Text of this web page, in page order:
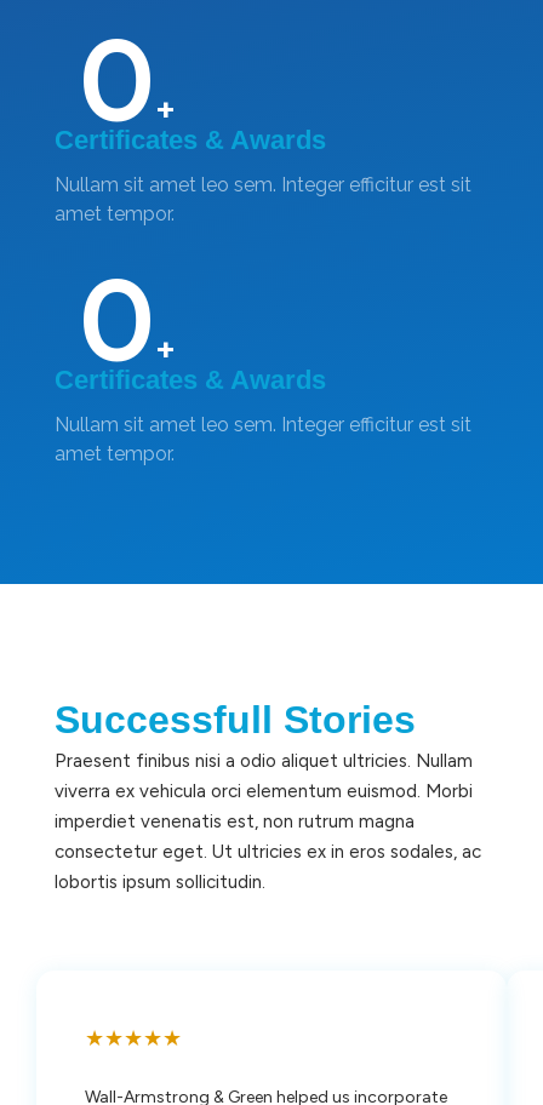
0+
Certificates & Awards
Nullam sit amet leo sem. Integer efficitur est sit
amet tempor.
0+
Certificates & Awards
Nullam sit amet leo sem. Integer efficitur est sit
amet tempor.
Successfull Stories
Praesent finibus nisi a odio aliquet ultricies. Nullam
viverra ex vehicula orci elementum euismod. Morbi
imperdiet venenatis est, non rutrum magna
consectetur eget. Ut ultricies ex in eros sodales, ac
lobortis ipsum sollicitudin.
★★★★★
Wall-Armstrong & Green helped us incorporate